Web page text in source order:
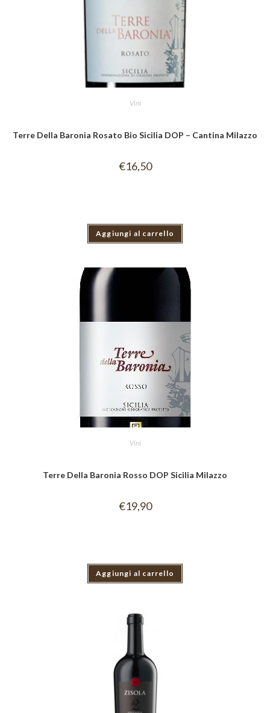
Vini
Terre Della Baronia Rosato Bio Sicilia DOP – Cantina Milazzo
€16,50
Aggiungi al carrello
Vini
Terre Della Baronia Rosso DOP Sicilia Milazzo
€19,90
Aggiungi al carrello